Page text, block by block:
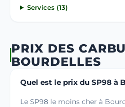
Services (13)
PRIX DES
BOURDELLES
Quel est le prix du SP98 à
Le SP98 le moins cher à